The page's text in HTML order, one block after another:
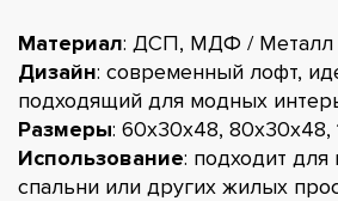
Материал: ДСП, МДФ / Металл
Дизайн: современный лофт,
подходящий для модных
Размеры: 60х30х48,
Использование: подходит для
спальни или других жилых